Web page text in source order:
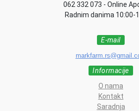
062 332 073 - Online
Radnim danima 10:00-
E-mail
Informacije
O nama
Kontakt
Saradnja